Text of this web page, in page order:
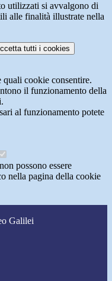
utilizzati si avvalgono di
alle finalità illustrate nella
tutti i cookies
quali cookie consentire.
il funzionamento della
al funzionamento potete
possono essere
nella pagina della cookie
Galilei